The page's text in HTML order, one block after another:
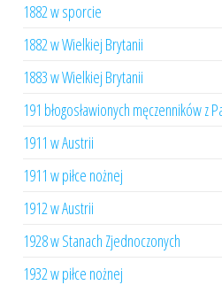
1882 w sporcie
1882 w Wielkiej Brytanii
1883 w Wielkiej Brytanii
191 błogosławionych męczenników z
1911 w Austrii
1911 w piłce nożnej
1912 w Austrii
1928 w Stanach Zjednoczonych
1932 w piłce nożnej